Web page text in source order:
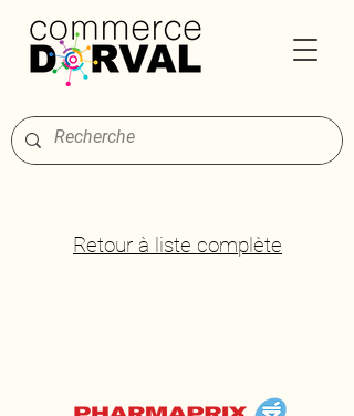
Retour à liste complète